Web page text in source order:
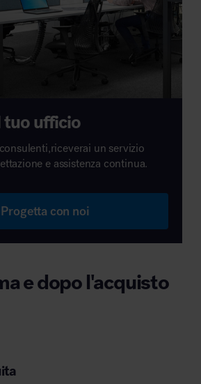
tuo ufficio
un servizio
e assistenza continua.
Progetta con noi
e dopo l'acquisto